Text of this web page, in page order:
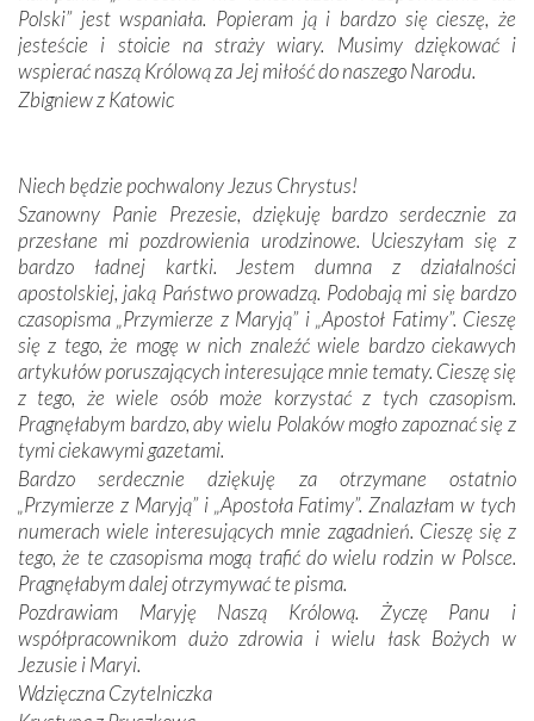
zwyczaje. Mimo że nasze kraje są od siebie bardzo
oddalone, w żaden sposób nie czuliśmy się obco.
Sprawiła to oczywiście sama Matka Boża, ale też
kulturowa bliskość biorąca swój początek w naszej
mieliśmy okazję przekonać się, że Maryja swoją opieką
otacza nie tylko nasz naród, lecz wszystkie nacje, które
się Jej ufnie oddają, a także każdą osobę, która zawierza
Jej siebie oraz swych bliskich.
Dzieje Portugalii to również historia wierności Bogu i
odstępstw, także w życiu władców. Trudne momenty w
wymiarze tak osobistym, jak i zbiorowym, przypominają o
konieczności ciągłego zabiegania o własną duszę i o łaskę
Opatrzności. Wierność przynosi pomyślność –
przynajmniej w życiu duchowym. Odstępstwo owocuje
nieszczęściem i śmiercią. Te uniwersalne prawdy
przychodziły na myśl, gdy słuchaliśmy opowieści
przewodników o portugalskich monarchach i wodzach,
zwycięskich bitwach i nieszczęśliwych losach grzesznych
kochanków.
Byli tym razem pośród Apostołów Fatimy reprezentanci
każdego spośród żyjących pokoleń. Najmłodszy uczestnik
liczył sobie 13 lat, zaś senior, pan Zdzisław – już 94.
Całe życie marzyłem, by tu przyjechać
Polski” jest wspaniała. Popieram ją i bardzo się cieszę, że
jesteście i stoicie na straży wiary. Musimy dziękować i
wspierać naszą Królową za Jej miłość do naszego Narodu.
Zbigniew z Katowic
Niech będzie pochwalony Jezus Chrystus!
Szanowny Panie Prezesie, dziękuję bardzo serdecznie za
przesłane mi pozdrowienia urodzinowe. Ucieszyłam się z
bardzo ładnej kartki. Jestem dumna z działalności
apostolskiej, jaką Państwo prowadzą. Podobają mi się bardzo
czasopisma „Przymierze z Maryją” i „Apostoł Fatimy”. Cieszę
się z tego, że mogę w nich znaleźć wiele bardzo ciekawych
artykułów poruszających interesujące mnie tematy. Cieszę się
z tego, że wiele osób może korzystać z tych czasopism.
Pragnęłabym bardzo, aby wielu Polaków mogło zapoznać się z
tymi ciekawymi gazetami.
Bardzo serdecznie dziękuję za otrzymane ostatnio
„Przymierze z Maryją” i „Apostoła Fatimy”. Znalazłam w tych
numerach wiele interesujących mnie zagadnień. Cieszę się z
tego, że te czasopisma mogą trafić do wielu rodzin w Polsce.
Pragnęłabym dalej otrzymywać te pisma.
Pozdrawiam Maryję Naszą Królową. Życzę Panu i
współpracownikom dużo zdrowia i wielu łask Bożych w
Jezusie i Maryi.
Wdzięczna Czytelniczka